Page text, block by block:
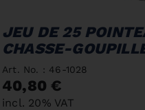
JEU DE 25
CHASSE-
Art. No. : 46-1028
40,80 €
incl. 20% VAT